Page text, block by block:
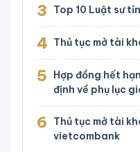
3 Top 10 Luật sư
4 Thủ tục mở tài
5
Hợp đồng hết
định về phụ lục
6
Thủ tục mở tài
vietcombank